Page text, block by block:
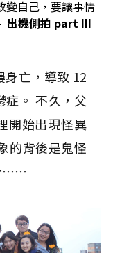
變自己，要讓事情
出機側拍 part III
身亡，導致 12
症。 不久，父
開始出現怪異
的背後是鬼怪
⋯⋯